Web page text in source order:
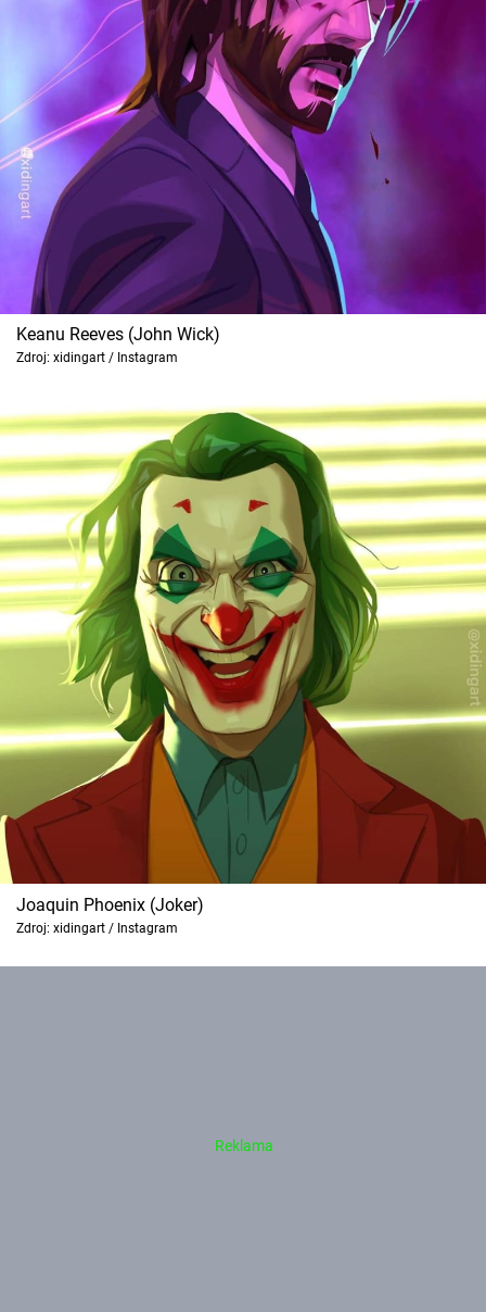
Keanu Reeves (John Wick)
Zdroj: xidingart / Instagram
Joaquin Phoenix (Joker)
Zdroj: xidingart / Instagram